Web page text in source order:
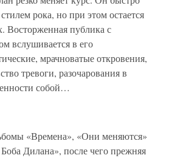
рока, но при этом остается
Восторженная публика с
вслушивается в его
мрачноватые откровения,
тревоги, разочарования в
собой…
«Времена», «Они меняются»
Дилана», после чего прежняя